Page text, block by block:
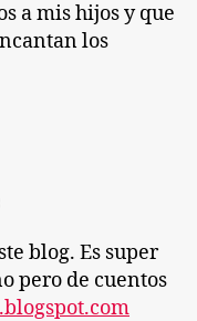
a mis hijos y que
los
blog. Es super
pero de cuentos